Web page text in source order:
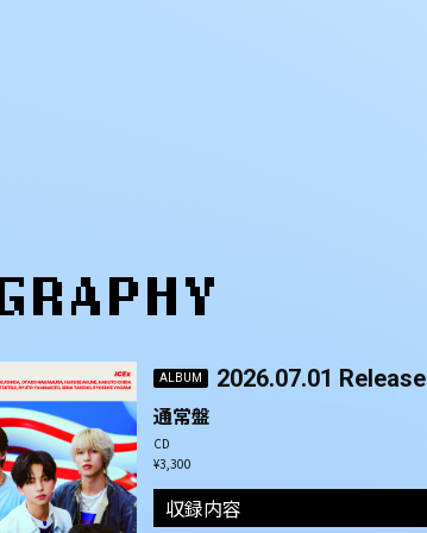
ALBUM
2026.07.01 Release
通常盤
CD
¥3,300
収録内容